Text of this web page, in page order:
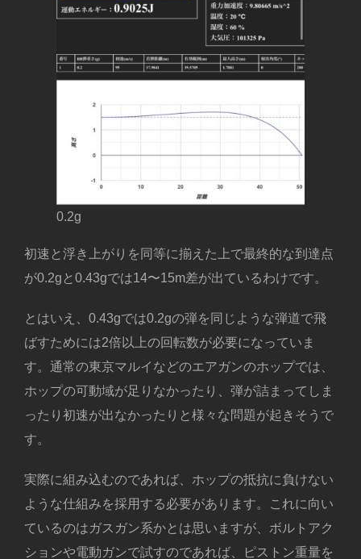
0.2g
初速と浮き上がりを同等に揃えた上で最終的な到達点
が0.2gと0.43gでは14〜15m差が出ているわけです。
とはいえ、0.43gでは0.2gの弾を同じような弾道で飛
ばすためには2倍以上の回転数が必要になっていま
す。通常の東京マルイなどのエアガンのホップでは、
ホップの可動域が足りなかったり、弾が詰まってしま
ったり初速が出なかったりと様々な問題が起きそうで
す。
実際に組み込むのであれば、ホップの抵抗に負けない
ような仕組みを採用する必要があります。これに向い
ているのはガスガン系かとは思いますが、ボルトアク
ションや電動ガンで試すのであれば、ピストン重量を